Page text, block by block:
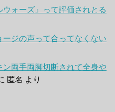
ォーズ』って評価されとる
ジの声って合ってなくない
両手両脚切断されて全身や
匿名 より